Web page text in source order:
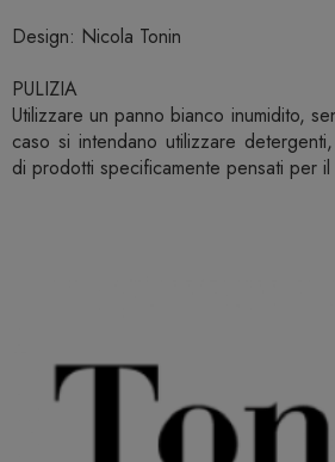
Design: Nicola Tonin
PULIZIA
Utilizzare un panno bianco inumidito,
caso si intendano utilizzare
di prodotti specificamente pensati per